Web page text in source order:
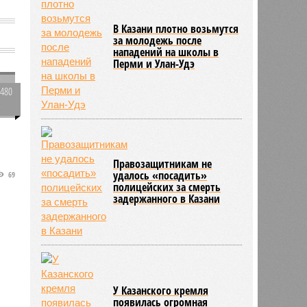
69
В Казани плотно возьмутся
за молодежь после
нападений на школы в
Перми и Улан-Удэ
Правозащитникам не
удалось «посадить»
полицейских за смерть
задержанного в Казани
У Казанского кремля
появилась огромная